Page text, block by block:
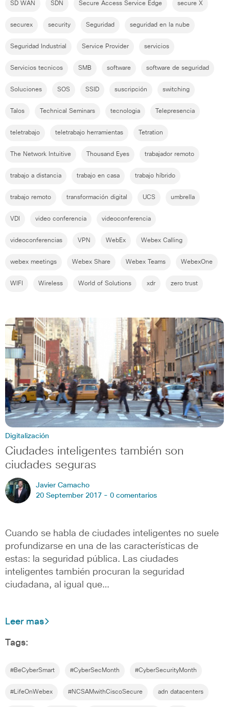
SD WAN SDN Secure Access Service Edge secure X
securex security Seguridad seguridad en la nube
Seguridad Industrial Service Provider servicios
Servicios tecnicos SMB software software de seguridad
Soluciones SOS SSID suscripción switching
Talos Technical Seminars tecnologia Telepresencia
teletrabajo teletrabajo herramientas Tetration
The Network Intuitive Thousand Eyes trabajador remoto
trabajo a distancia trabajo en casa trabajo híbrido
trabajo remoto transformación digital UCS umbrella
VDI video conferencia videoconferencia
videoconferencias VPN WebEx Webex Calling
webex meetings Webex Share Webex Teams WebexOne
WIFI Wireless World of Solutions xdr zero trust
Digitalización
Ciudades inteligentes también son
ciudades seguras
Javier Camacho
20 September 2017 - 0 comentarios
Cuando se habla de ciudades inteligentes no suele
profundizarse en una de las características de
estas: la seguridad pública. Las ciudades
inteligentes también procuran la seguridad
ciudadana, al igual que…
Leer mas
Tags:
#BeCyberSmart #CyberSecMonth #CyberSecurityMonth
#LifeOnWebex #NCSAMwithCiscoSecure adn datacenters